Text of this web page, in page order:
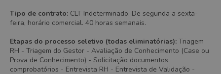
Tipo de contrato: CLT Indeterminado. De segunda a sexta-
feira, horário comercial. 40 horas semanais.
Etapas do processo seletivo (todas eliminatórias): Triagem
RH - Triagem do Gestor - Avaliação de Conhecimento (Case ou
Prova de Conhecimento) - Solicitação documentos
comprobatórios - Entrevista RH - Entrevista de Validação -